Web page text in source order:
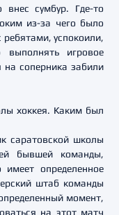
сумбур. Где-то
из-за чего было
успокоили,
игровое
на соперника забили
хоккея. Каким был
саратовской школы
бывшей команды,
определенное
штаб команды
момент,
на этот матч